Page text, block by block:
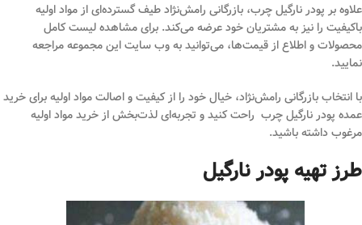
علاوه بر پودر نارگیل چرب، بازرگانی رامش‌نژاد طیف گسترده‌ای از مواد اولیه
باکیفیت را نیز به مشتریان خود عرضه می‌کند. برای مشاهده لیست کامل
محصولات و اطلاع از قیمت‌ها، می‌توانید به وب سایت این مجموعه مراجعه
نمایید.
با انتخاب بازرگانی رامش‌نژاد، خیال خود را از کیفیت و اصالت مواد اولیه برای خرید
عمده پودر نارگیل چرب راحت کنید و تجربه‌ای لذت‌بخش از خرید مواد اولیه
مرغوب داشته باشید.
طرز تهیه پودر نارگیل